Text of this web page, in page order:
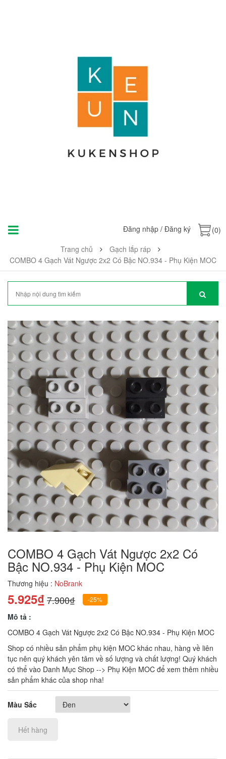
Đăng nhập / Đăng ký
(0)
Trang chủ
Gạch lắp ráp
COMBO 4 Gạch Vát Ngược 2x2 Có Bậc NO.934 - Phụ Kiện MOC
COMBO 4 Gạch Vát Ngược 2x2 Có
Bậc NO.934 - Phụ Kiện MOC
Thương hiệu : NoBrank
5.925₫7.900₫ -25%
Mô tả :
COMBO 4 Gạch Vát Ngược 2x2 Có Bậc NO.934 - Phụ Kiện MOC
Shop có nhiều sản phẩm phụ kiện MOC khác nhau, hàng về liên
tục nên quý khách yên tâm về số lượng và chất lượng! Quý khách
có thể vào Danh Mục Shop --> Phụ Kiện MOC để xem thêm nhiều
sản phẩm khác của shop nha!
Màu Sắc
Hết hàng